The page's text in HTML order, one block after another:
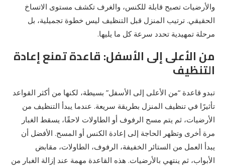
والأرضيات تصبح قابلة للكنس، والغرف تكشف مستوى الاتساخ
الحقيقي. ترتيب المنزل قبل التنظيف ليس خطوة تجميلية، بل
مرحلة تمهيدية تحدد سرعة كل ما يليها.
من الأعلى إلى الأسفل: قاعدة تمنع إعادة
التنظيف
تبدو قاعدة “من الأعلى إلى الأسفل” بسيطة، لكنها من أكثر القواعد
تأثيرًا في تنظيف المنزل بطريقة سريعة. عندما يبدأ التنظيف من
الأرضيات، ثم يتم مسح الرفوف أو الطاولات لاحقًا، يسقط الغبار
مرة أخرى وتظهر الحاجة إلى إعادة الكنس أو المسح. الأفضل أن
يبدأ العمل من الستائر الخفيفة، الرفوف، الطاولات، مقابض
الأبواب، ثم ينتهي بالأرضيات. هذه القاعدة مهمة عند إزالة الغبار من